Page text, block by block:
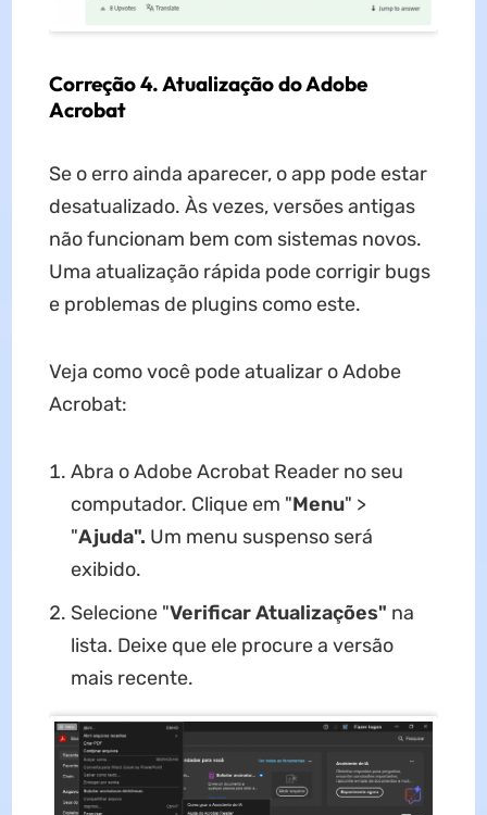
Correção 4. Atualização do Adobe
Acrobat
Se o erro ainda aparecer, o app pode estar
desatualizado. Às vezes, versões antigas
não funcionam bem com sistemas novos.
Uma atualização rápida pode corrigir bugs
e problemas de plugins como este.
Veja como você pode atualizar o Adobe
Acrobat:
Abra o Adobe Acrobat Reader no seu
computador. Clique em "Menu" >
"Ajuda". Um menu suspenso será
exibido.
Selecione "Verificar Atualizações" na
lista. Deixe que ele procure a versão
mais recente.